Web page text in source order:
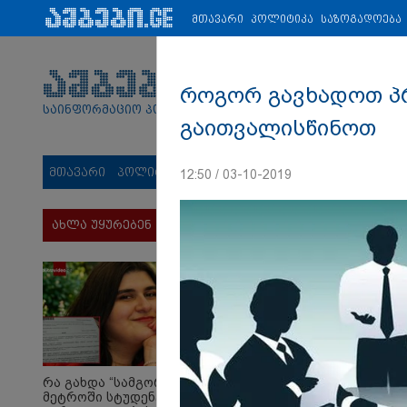
პარტნიორები: ახალი ამბები ეკონომიკა ვიდეო
საინფორმაციო პორტალი
მთავარი პოლიტიკა საზოგადოება
ახლა უყურებენ
რა გახდა “სამგორის”
მეტროში სტუდენტის
მთავარი პოლიტიკა საზოგადოება
როგორ გავხადოთ
გაითვალისწინოთ
12:50 / 03-10-2019